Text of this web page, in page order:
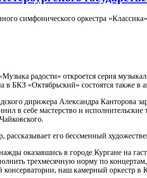
симфонического оркестра
радости» откроется серия
БКЗ «Октябрьский» состоятся также в
дирижера Александра Канторова
в себе мастерство и
его бессменный
оказавшись в городе Кургане на
трехмесячную норму по
наш камерный оркестр в